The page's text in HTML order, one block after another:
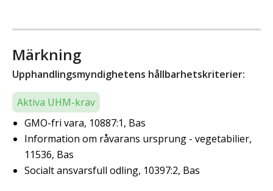
Märkning
Upphandlingsmyndighetens hållbarhetskriterier:
Aktiva UHM-krav
GMO-fri vara, 10887:1, Bas
Information om råvarans ursprung - vegetabilier,
11536, Bas
Socialt ansvarsfull odling, 10397:2, Bas